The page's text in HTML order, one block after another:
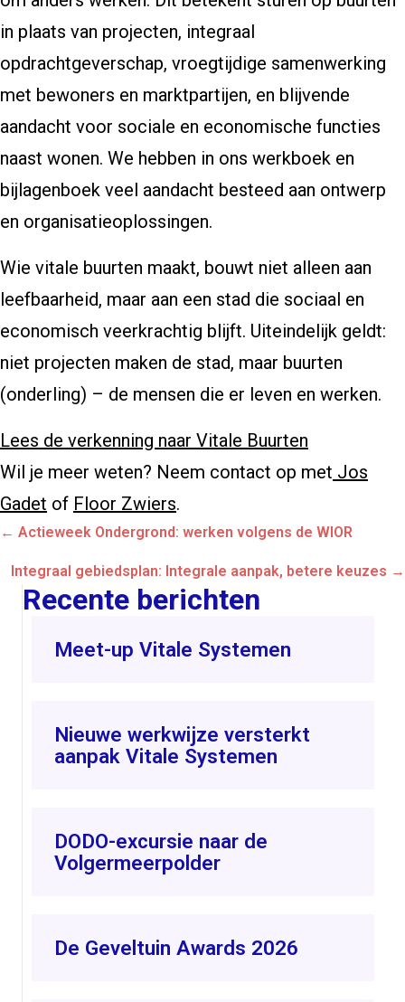
in plaats van projecten, integraal
opdrachtgeverschap, vroegtijdige samenwerking
met bewoners en marktpartijen, en blijvende
aandacht voor sociale en economische functies
naast wonen. We hebben in ons werkboek en
bijlagenboek veel aandacht besteed aan ontwerp
en organisatieoplossingen.
Wie vitale buurten maakt, bouwt niet alleen aan
leefbaarheid, maar aan een stad die sociaal en
economisch veerkrachtig blijft. Uiteindelijk geldt:
niet projecten maken de stad, maar buurten
(onderling) – de mensen die er leven en werken.
Lees de verkenning naar Vitale Buurten
Wil je meer weten? Neem contact op met Jos
Gadet of Floor Zwiers.
Posts
navigation
← Actieweek Ondergrond: werken volgens de WIOR
Integraal gebiedsplan: Integrale aanpak, betere keuzes →
Recente berichten
Meet-up Vitale Systemen
Nieuwe werkwijze versterkt
aanpak Vitale Systemen
DODO-excursie naar de
Volgermeerpolder
De Geveltuin Awards 2026